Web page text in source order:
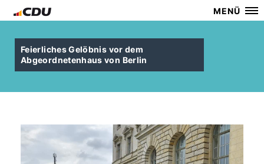
MENÜ
Feierliches Gelöbnis vor dem
Abgeordnetenhaus von Berlin